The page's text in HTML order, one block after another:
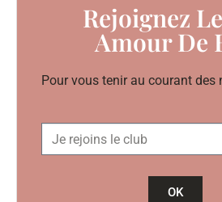
Rejoignez
Amour De
Pour vous tenir au courant des
OK